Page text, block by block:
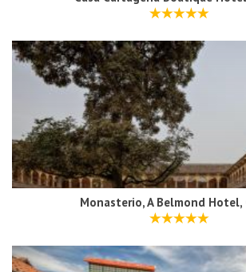
Monasterio, A Belmond Hotel,